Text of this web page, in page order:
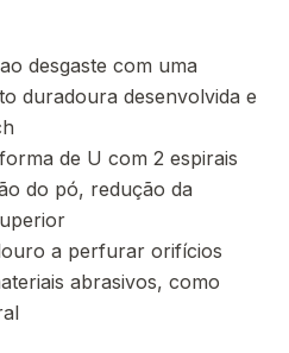
desgaste com uma
duradoura desenvolvida e
de U com 2 espirais
do pó, redução da
a perfurar orifícios
abrasivos, como